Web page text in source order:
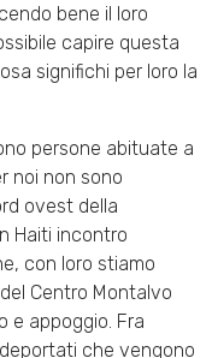
bene il loro
capire questa
significhi per loro la
persone abituate a
noi non sono
ovest della
Haiti incontro
con loro stiamo
Centro Montalvo
e appoggio. Fra
che vengono